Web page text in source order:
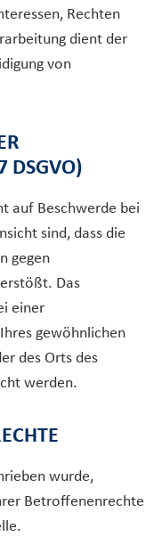
Rechten
dient der
von
DSGVO)
auf Beschwerde bei
sind, dass die
gegen
Das
einer
gewöhnlichen
des Orts des
werden.
wurde,
Betroffenenrechte